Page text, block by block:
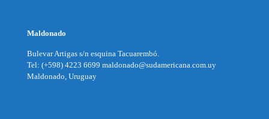
Maldonado
Bulevar Artigas s/n esquina Tacuarembó.
Tel: (+598) 4223 6699 maldonado@sudamericana.com.uy
Maldonado, Uruguay